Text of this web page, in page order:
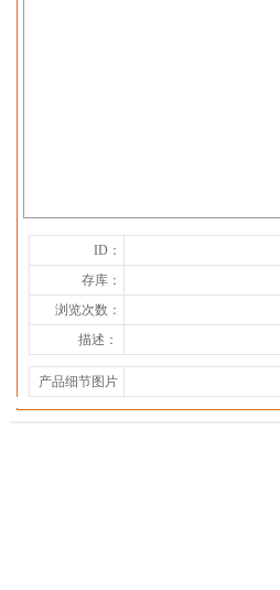
ID：
存库：
浏览次数：
描述：
产品细节图片